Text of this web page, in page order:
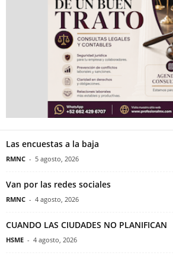
Las encuestas a la baja
RMNC - 5 agosto, 2026
Van por las redes sociales
RMNC - 4 agosto, 2026
CUANDO LAS CIUDADES NO PLANIFICAN
HSME - 4 agosto, 2026